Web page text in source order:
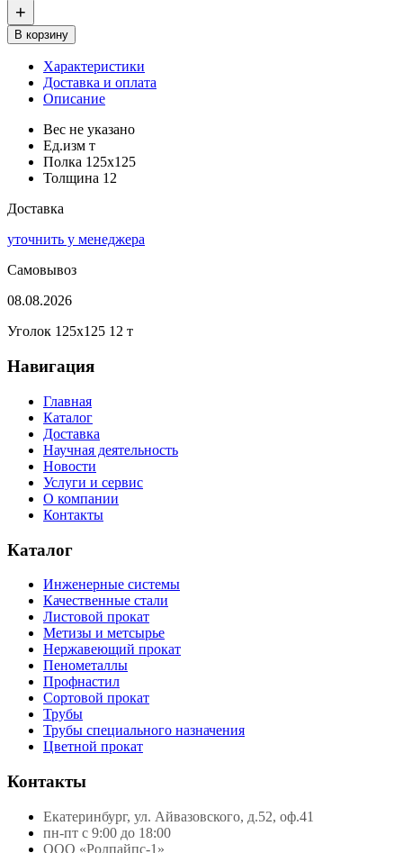
+
В корзину
Характеристики
Доставка и оплата
Описание
Вес не указано
Ед.изм т
Полка 125x125
Толщина 12
Доставка
уточнить у менеджера
Самовывоз
08.08.2026
Уголок 125x125 12 т
Навигация
Главная
Каталог
Доставка
Научная деятельность
Новости
Услуги и сервис
О компании
Контакты
Каталог
Инженерные системы
Качественные стали
Листовой прокат
Метизы и метсырье
Нержавеющий прокат
Пенометаллы
Профнастил
Сортовой прокат
Трубы
Трубы специального назначения
Цветной прокат
Контакты
Екатеринбург, ул. Айвазовского, д.52, оф.41
пн-пт с 9:00 до 18:00
ООО «Ролпайпс-1»